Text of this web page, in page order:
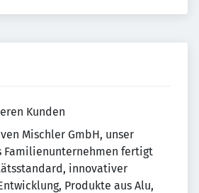
Kunden
Mischler GmbH, unser
Familienunternehmen fertigt
innovativer
Produkte aus Alu,